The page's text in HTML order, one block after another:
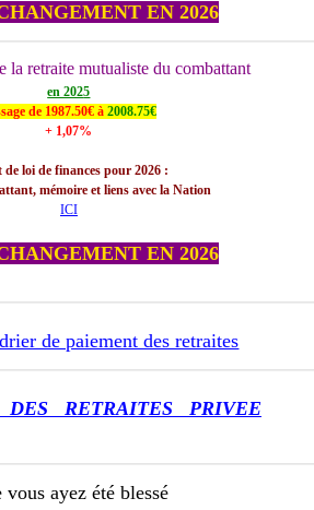
EN 2026
la retraite mutualiste du combattant
en 2025
de 1987.50€ à 2008.75€
+ 1,07%
de loi de finances pour 2026 :
mémoire et liens avec la Nation
ICI
EN 2026
de paiement des retraites
RETRAITES PRIVEE
vous ayez été blessé